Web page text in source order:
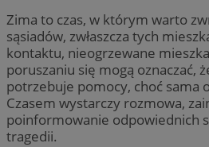
Zima to czas, w którym warto
sąsiadów, zwłaszcza tych
kontaktu, nieogrzewane
poruszaniu się mogą oznaczać,
potrzebuje pomocy, choć sama
Czasem wystarczy rozmowa,
poinformowanie odpowiednich
tragedii.